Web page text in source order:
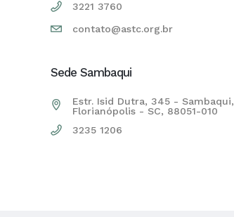
3221 3760
contato@astc.org.br
Sede Sambaqui
Estr. Isid Dutra, 345 - Sambaqui,
Florianópolis - SC, 88051-010
3235 1206